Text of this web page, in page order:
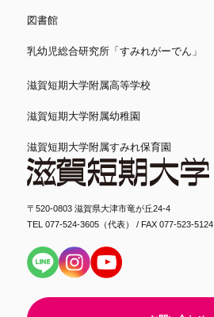
〒520-0803 滋賀県大津市竜が丘24-4
TEL 077-524-3605（代表） / FAX 077-523-5124
図書館
乳幼児総合研究所「すみれがーでん」
滋賀短期大学附属高等学校
滋賀短期大学附属幼稚園
滋賀短期大学附属すみれ保育園